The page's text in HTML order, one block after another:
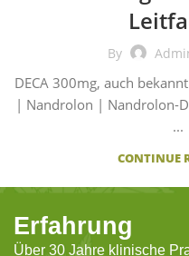
By
DECA 300mg, auch
| Nandrolon | Nandrolon-
...
CONTINUE
Erfahrung
Über 30 Jahre klinische